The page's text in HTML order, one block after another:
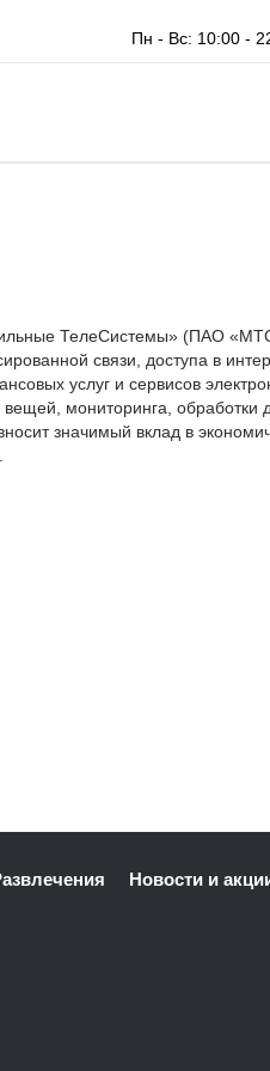
Пн - Вс: 10:00 -
ТелеСистемы» (ПАО
связи, доступа в
услуг и сервисов
мониторинга,
значимый вклад в
Новости и